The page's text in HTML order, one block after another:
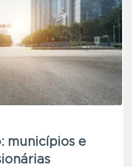
municípios e